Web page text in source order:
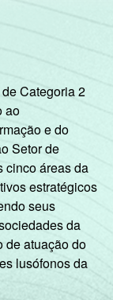
a
de
ativa
leva
chefe de
utensílios
sistema
alcançada
Categoria 2
ao
e do
Setor de
cinco áreas da
estratégicos
seus
da
de atuação do
lusófonos da